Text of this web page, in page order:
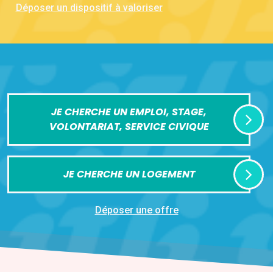
Déposer un dispositif à valoriser
JE CHERCHE UN EMPLOI, STAGE,
VOLONTARIAT, SERVICE CIVIQUE
JE CHERCHE UN LOGEMENT
Déposer une offre